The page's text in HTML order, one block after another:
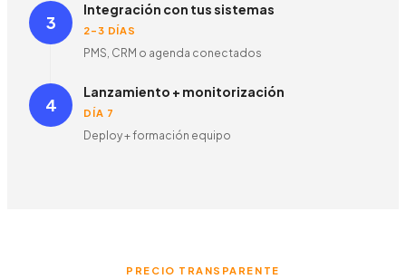
3
Integración con tus sistemas
2-3 DÍAS
PMS, CRM o agenda conectados
4
Lanzamiento + monitorización
DÍA 7
Deploy + formación equipo
PRECIO TRANSPARENTE